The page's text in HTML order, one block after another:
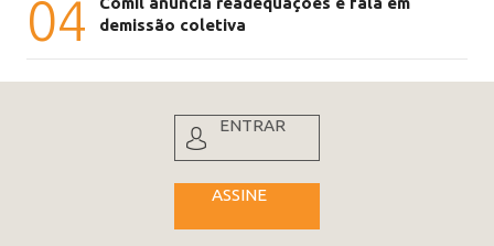
04
demissão coletiva
ENTRAR
ASSINE